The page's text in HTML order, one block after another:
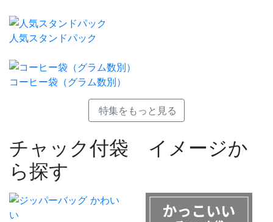
人気スタンドパック
コーヒー袋（グラム数別）
特集をもっと見る
チャック付袋 イメージか
ら探す